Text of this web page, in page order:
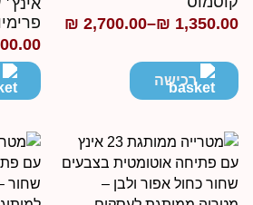
₪
–
₪2,700.00
רכישה
טווח
מחירים: